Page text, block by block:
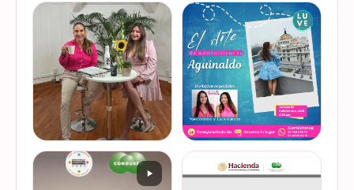
@lucyquiroga tuvo la
oportunidad de conversar
con la gran Ilana Sod, en el
#podcast Consejo Capital
de @scotiabankmx Gracias
por la invitac…
VER EN
INSTAGRAM
Prometemos que no
desaparecimos… solo
estamos reorganizando
todo (y esperando a que el
diseñador vuelva del retiro
😅). No estamos publicand…
VER EN
INSTAGRAM
De cuando te toca ser la
entrevistada. Un placer
platicar con Esther Luiselli
mejor forma de gestionar
ese dinero extra de fin de